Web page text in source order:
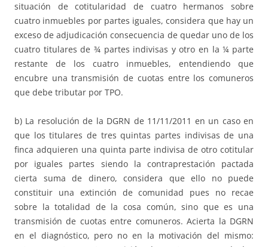
situación de cotitularidad de cuatro hermanos sobre
cuatro inmuebles por partes iguales, considera que hay un
exceso de adjudicación consecuencia de quedar uno de los
cuatro titulares de ¾ partes indivisas y otro en la ¼ parte
restante de los cuatro inmuebles, entendiendo que
encubre una transmisión de cuotas entre los comuneros
que debe tributar por TPO.
b) La resolución de la DGRN de 11/11/2011 en un caso en
que los titulares de tres quintas partes indivisas de una
finca adquieren una quinta parte indivisa de otro cotitular
por iguales partes siendo la contraprestación pactada
cierta suma de dinero, considera que ello no puede
constituir una extinción de comunidad pues no recae
sobre la totalidad de la cosa común, sino que es una
transmisión de cuotas entre comuneros. Acierta la DGRN
en el diagnóstico, pero no en la motivación del mismo: